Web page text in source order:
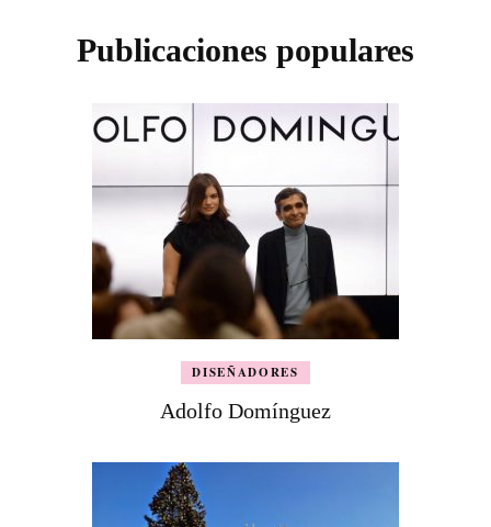
Publicaciones populares
DISEÑADORES
Adolfo Domínguez